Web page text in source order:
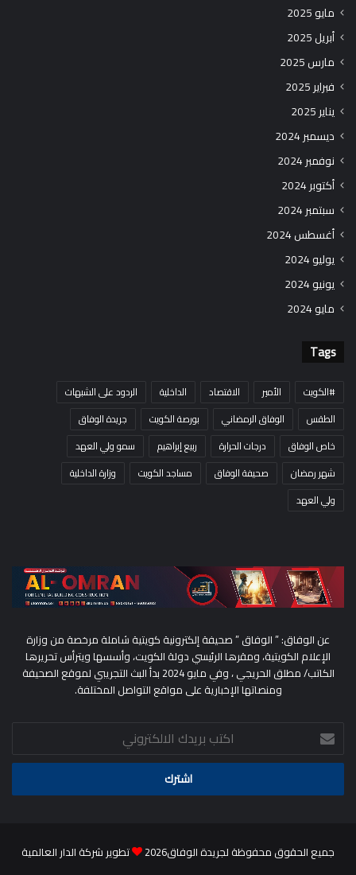
مايو 2025
أبريل 2025
مارس 2025
فبراير 2025
يناير 2025
ديسمبر 2024
نوفمبر 2024
أكتوبر 2024
سبتمبر 2024
أغسطس 2024
يوليو 2024
يونيو 2024
مايو 2024
Tags
#الكويت الأمير الاقتصاد الداخلية
الردود على الشبهات
الطقس
الوفاق الرمضاني بورصة الكويت
جريدة الوفاق
خاص الوفاق
درجات الحرارة ربيع إبراهيم
سمو ولي العهد
شهر رمضان
صحيفة الوفاق مساجد الكويت
وزارة الداخلية
ولي العهد
عن الوفاق: ” الوفاق ” صحيفة إلكترونية كويتية شاملة مرخصة من وزارة
الإعلام الكويتية، ومقرها الرئيسي دولة الكويت، وأسسها ويترأس تحريرها
الكاتب/ مطلق الحريجي ، وفي مايو 2024 بدأ البث التجريبي لموقع الصحيفة
ومنصاتها الإخبارية على مواقع التواصل المختلفة.
اكتب
بريدك
الالكتروني
جميع الحقوق محفوظة لجريدة الوفاق2026 تطوير شركة الدار العالمية